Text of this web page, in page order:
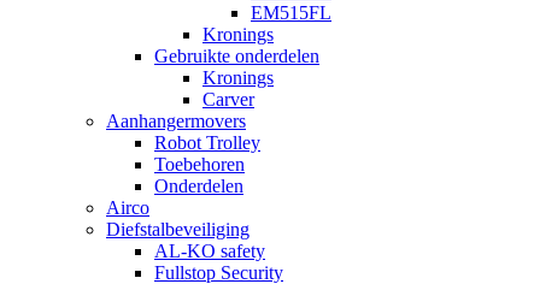
EM515FL
Kronings
Gebruikte onderdelen
Kronings
Carver
Aanhangermovers
Robot Trolley
Toebehoren
Onderdelen
Airco
Diefstalbeveiliging
AL-KO safety
Fullstop Security